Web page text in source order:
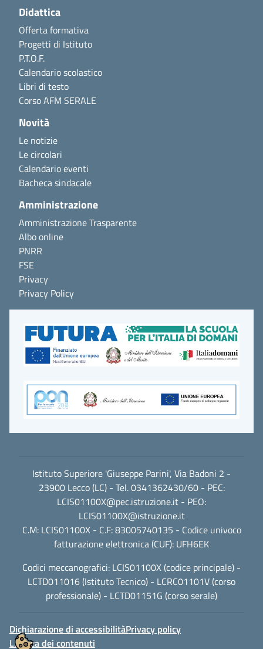
Didattica
Offerta formativa
Progetti di Istituto
P.T.O.F.
Calendario scolastico
Libri di testo
Corso AFM SERALE
Novità
Le notizie
Le circolari
Calendario eventi
Bacheca sindacale
Amministrazione
Amministrazione Trasparente
Albo online
PNRR
FSE
Privacy
Privacy Policy
Istituto Superiore 'Giuseppe Parini', Via Badoni 2 -
23900 Lecco (LC) - Tel. 0341362430/60 - PEC:
LCIS01100X@pec.istruzione.it - PEO:
LCIS01100X@istruzione.it
C.M: LCIS01100X - C.F: 83005740135 - Codice univoco
fatturazione elettronica (CUF): UFH6EK
Codici meccanografici: LCIS01100X (codice principale) -
LCTD011016 (Istituto Tecnico) - LCRC01101V (corso
professionale) - LCTD01151G (corso serale)
Dichiarazione di accessibilitàPrivacy policy
Licenza dei contenuti